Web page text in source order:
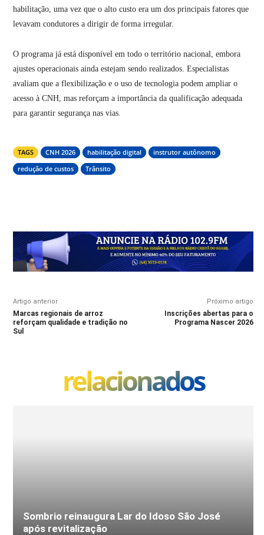
habilitação, uma vez que o alto custo era um dos principais fatores que
levavam condutores a dirigir de forma irregular.
O programa já está disponível em todo o território nacional, embora
ajustes operacionais ainda estejam sendo realizados. Especialistas
avaliam que a flexibilização e o uso de tecnologia podem ampliar o
acesso à CNH, mas reforçam a importância da qualificação adequada
para garantir segurança nas vias.
TAGS CNH 2026 habilitação digital
instrutor autônomo
redução de custos
Trânsito
Artigo anterior
Marcas regionais de arroz
reforçam qualidade e tradição no
Sul
Próximo artigo
Inscrições abertas para o
Programa Nascer 2026
relacionados
Sombrio reinaugura Lar do Idoso São José
após revitalização